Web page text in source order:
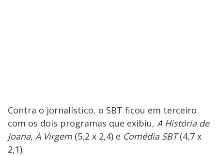
Contra o jornalístico, o SBT ficou em terceiro
com os dois programas que exibiu, A História de
Joana, A Virgem (5,2 x 2,4) e Comédia SBT(4,7 x
2,1).